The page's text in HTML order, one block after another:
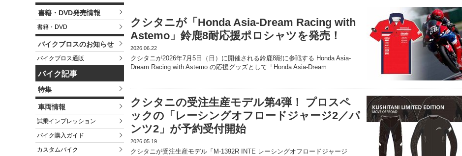
書籍・DVD発売情報
書籍・DVD
バイクブロスのお知らせ
バイクブロス通販
バイク記事
特集
車両情報
試乗インプレッション
バイク購入ガイド
カスタムバイク
クシタニが「Honda Asia-Dream Racing with
Astemo」鈴鹿8耐応援ポロシャツを発売！
2026.06.22
クシタニが2026年7月5日（日）に開催される鈴鹿8耐に参戦する Honda Asia-
Dream Racing with Astemo の応援グッズとして「Honda Asia-Dream
クシタニの受注生産モデル第4弾！ プロスペ
ックの「レーシングオフロードジャージ2／パ
ンツ2」が予約受付開始
2026.05.19
クシタニが受注生産モデル「M-1392R INTE レーシングオフロードジャージ